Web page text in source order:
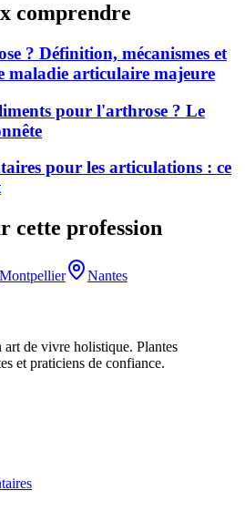
comprendre
? Définition, mécanismes et
maladie articulaire majeure
pour l'arthrose ? Le
pour les articulations : ce
cette profession
Montpellier Nantes
de vivre holistique. Plantes
et praticiens de confiance.